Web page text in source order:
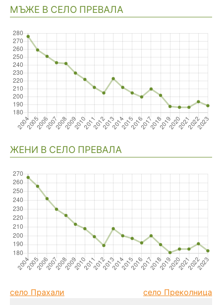
МЪЖЕ В СЕЛО ПРЕВАЛА
ЖЕНИ В СЕЛО ПРЕВАЛА
село Прахали село Преколница